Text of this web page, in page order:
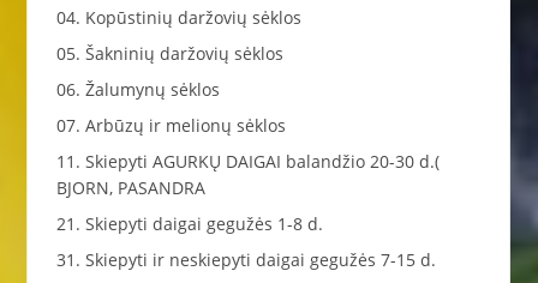
04. Kopūstinių daržovių sėklos
05. Šakninių daržovių sėklos
06. Žalumynų sėklos
07. Arbūzų ir melionų sėklos
11. Skiepyti AGURKŲ DAIGAI balandžio 20-30 d.(
BJORN, PASANDRA
21. Skiepyti daigai gegužės 1-8 d.
31. Skiepyti ir neskiepyti daigai gegužės 7-15 d.